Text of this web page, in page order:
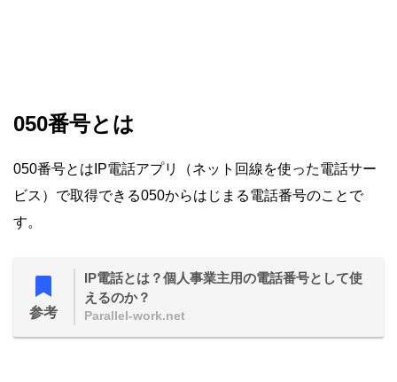
050番号とは
050番号とはIP電話アプリ（ネット回線を使った電話サー
ビス）で取得できる050からはじまる電話番号のことで
す。
参考
IP電話とは？個人事業主用の電話番号として使
えるのか？
Parallel-work.net